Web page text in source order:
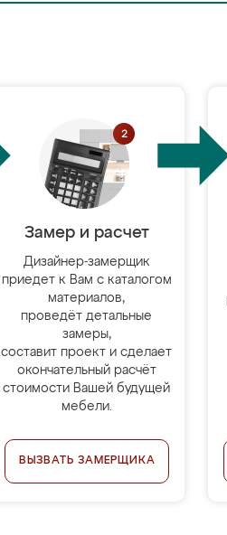
Замер и расчет
Дизайнер-замерщик
приедет к Вам с каталогом
материалов,
проведёт детальные
замеры,
составит проект и сделает
окончательный расчёт
стоимости Вашей будущей
мебели.
ВЫЗВАТЬ ЗАМЕРЩИКА